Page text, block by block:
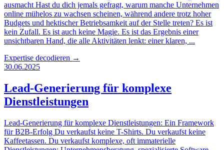
ausmacht Hast du dich jemals gefragt, warum manche Unternehmen
online mühelos zu wachsen scheinen, während andere trotz hoher
Budgets und hektischer Betriebsamkeit auf der Stelle treten? Es ist
kein Zufall. Es ist auch keine Magie. Es ist das Ergebnis einer
unsichtbaren Hand, die alle Aktivitäten lenkt: einer klaren, ...
Expertise decodieren →
30.06.2025
Lead-Generierung für komplexe
Dienstleistungen
Lead-Generierung für komplexe Dienstleistungen: Ein Framework
für B2B-Erfolg Du verkaufst keine T-Shirts. Du verkaufst keine
Kaffeetassen. Du verkaufst komplexe, oft immaterielle